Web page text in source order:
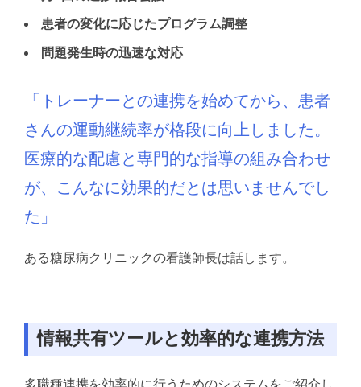
患者の変化に応じたプログラム調整
問題発生時の迅速な対応
「トレーナーとの連携を始めてから、 患者
さんの運動継続率が格段に向上しました。
医療的な配慮と専門的な指導の組み合わせ
が、 こんなに効果的だとは思いませんでし
た」
ある糖尿病クリニックの看護師長は話します。
情報共有ツールと効率的な連携方法
多職種連携を効率的に行うためのシステムをご紹介し